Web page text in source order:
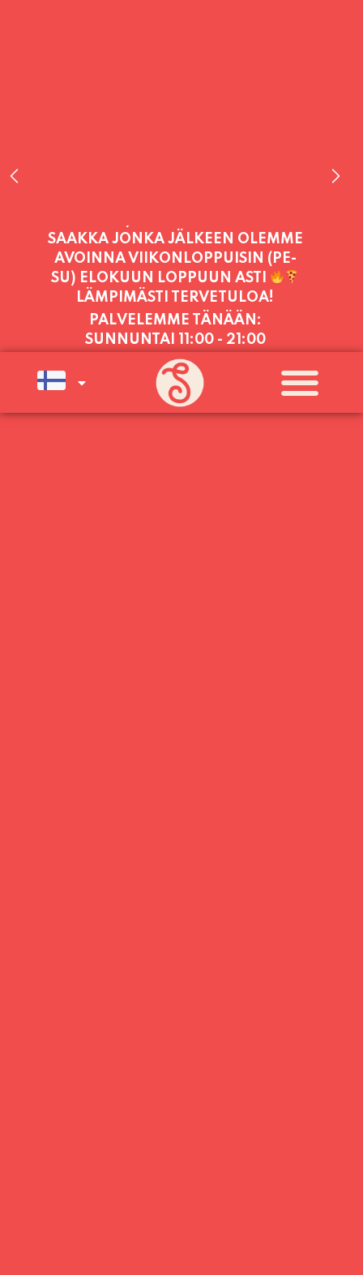
PALVELEMME TÄNÄÄN:
SUNNUNTAI11:00 - 21:00
PALVELEMME PÄIVITTÄIN (MA-SU
KLO 11-21) SUNNUNTAIHIN 16.8.
SAAKKA JONKA JÄLKEEN OLEMME
AVOINNA VIIKONLOPPUISIN (PE-
SU) ELOKUUN LOPPUUN ASTI
LÄMPIMÄSTI TERVETULOA!